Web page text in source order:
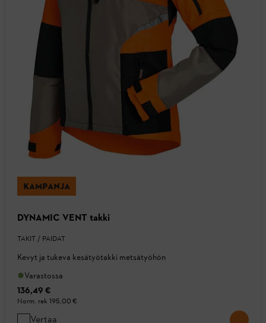
KAMPANJA
DYNAMIC VENT takki
TAKIT / PAIDAT
Kevyt ja tukeva kesätyötakki metsätyöhön
Varastossa
136,49 €
Norm. rek 195,00 €
Vertaa